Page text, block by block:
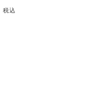
税込